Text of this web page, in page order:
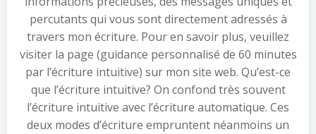
percutants qui vous sont directement adressés à
travers mon écriture. Pour en savoir plus, veuillez
visiter la page (guidance personnalisé de 60 minutes
par l’écriture intuitive) sur mon site web. Qu’est-ce
que l’écriture intuitive? On confond très souvent
l’écriture intuitive avec l’écriture automatique. Ces
deux modes d’écriture empruntent néanmoins un